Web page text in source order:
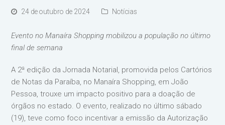
24 de outubro de 2024 Notícias
Evento no Manaíra Shopping mobilizou a população no último
final de semana
A 2ª edição da Jornada Notarial, promovida pelos Cartórios
de Notas da Paraíba, no Manaíra Shopping, em João
Pessoa, trouxe um impacto positivo para a doação de
órgãos no estado. O evento, realizado no último sábado
(19), teve como foco incentivar a emissão da Autorização